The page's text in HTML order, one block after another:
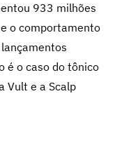
933 milhões
o comportamento
é o caso do tônico
Vult e a Scalp